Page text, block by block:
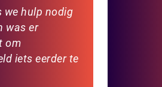
we hulp nodig
was er
om
iets eerder te